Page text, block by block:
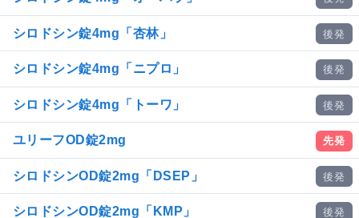
シロドシン錠4mg「杏林」 後発
シロドシン錠4mg「ニプロ」 後発
シロドシン錠4mg「トーワ」 後発
ユリーフOD錠2mg 先発
シロドシンOD錠2mg「DSEP」 後発
シロドシンOD錠2mg「KMP」 後発